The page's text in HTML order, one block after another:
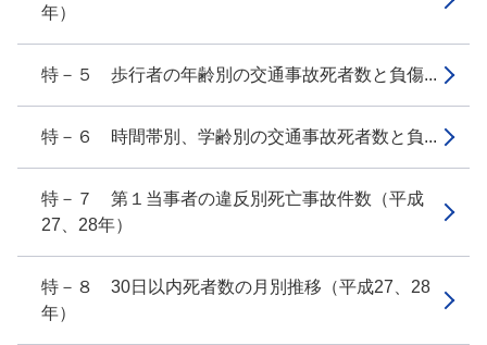
年）
特－５ 歩行者の年齢別の交通事故死者数と負傷...
特－６ 時間帯別、学齢別の交通事故死者数と負...
特－７ 第１当事者の違反別死亡事故件数（平成
27、28年）
特－８ 30日以内死者数の月別推移（平成27、28
年）